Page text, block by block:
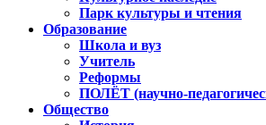
Парк культуры и чтения
Образование
Школа и вуз
Учитель
Реформы
ПОЛЁТ (научно-
Общество